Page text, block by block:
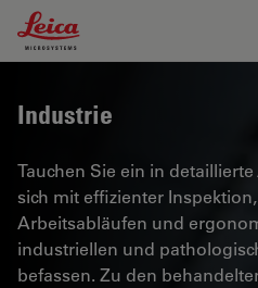
Leica Microsystems Logo
Industrie
Tauchen Sie ein in
sich mit effizienter
Arbeitsabläufen und
industriellen und
befassen. Zu den